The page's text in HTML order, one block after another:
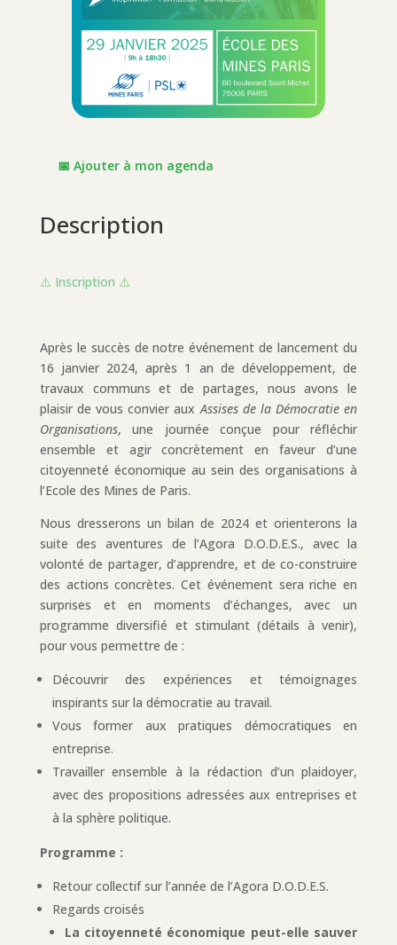
📅 Ajouter à mon agenda
Description
⚠️ Inscription ⚠️
Après le succès de notre événement de lancement du
16 janvier 2024, après 1 an de développement, de
travaux communs et de partages, nous avons le
plaisir de vous convier aux Assises de la Démocratie en
Organisations, une journée conçue pour réfléchir
ensemble et agir concrètement en faveur d’une
citoyenneté économique au sein des organisations à
l’Ecole des Mines de Paris.
Nous dresserons un bilan de 2024 et orienterons la
suite des aventures de l’Agora D.O.D.E.S., avec la
volonté de partager, d’apprendre, et de co-construire
des actions concrètes. Cet événement sera riche en
surprises et en moments d’échanges, avec un
programme diversifié et stimulant (détails à venir),
pour vous permettre de :
Découvrir des expériences et témoignages
inspirants sur la démocratie au travail.
Vous former aux pratiques démocratiques en
entreprise.
Travailler ensemble à la rédaction d’un plaidoyer,
avec des propositions adressées aux entreprises et
à la sphère politique.
Programme :
Retour collectif sur l’année de l’Agora D.O.D.E.S.
Regards croisés
La citoyenneté économique peut-elle sauver